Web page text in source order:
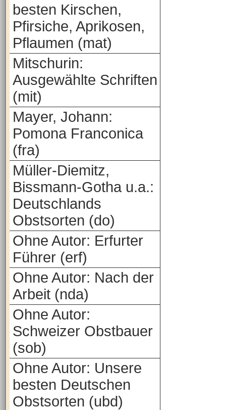
besten Kirschen,
Pfirsiche, Aprikosen,
Pflaumen (mat)
Mitschurin:
Ausgewählte Schriften
(mit)
Mayer, Johann:
Pomona Franconica
(fra)
Müller-Diemitz,
Bissmann-Gotha u.a.:
Deutschlands
Obstsorten (do)
Ohne Autor: Erfurter
Führer (erf)
Ohne Autor: Nach der
Arbeit (nda)
Ohne Autor:
Schweizer Obstbauer
(sob)
Ohne Autor: Unsere
besten Deutschen
Obstsorten (ubd)